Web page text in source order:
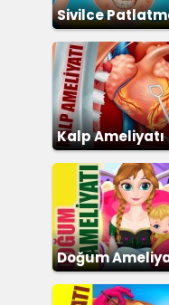
Sivilce
Kalp Ameliyatı
Doğum